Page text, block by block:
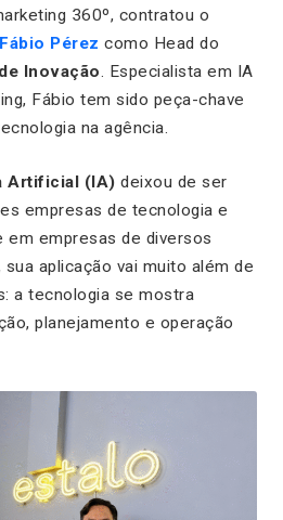
360º, contratou o
Fábio Pérez como Head do
Inovação. Especialista em IA
Fábio tem sido peça-chave
na agência.
Artificial (IA) deixou de ser
empresas de tecnologia e
em empresas de diversos
aplicação vai muito além de
a tecnologia se mostra
planejamento e operação